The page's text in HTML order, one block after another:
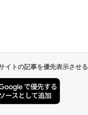
円～
円～
イトの記事を優先表示させる